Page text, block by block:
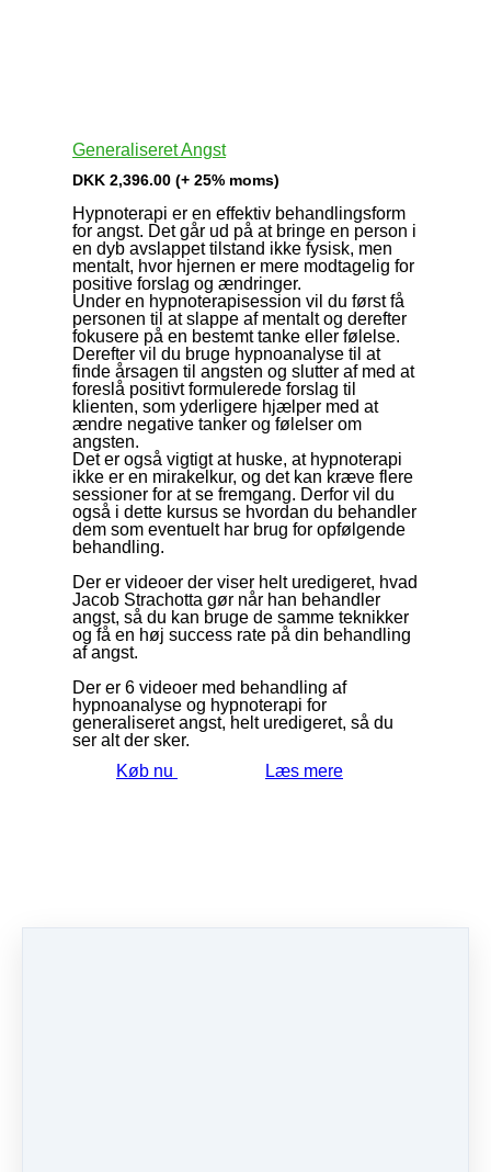
Generaliseret Angst
DKK 2,396.00 (+ 25% moms)
Hypnoterapi er en effektiv behandlingsform
for angst. Det går ud på at bringe en person i
en dyb avslappet tilstand ikke fysisk, men
mentalt, hvor hjernen er mere modtagelig for
positive forslag og ændringer.
Under en hypnoterapisession vil du først få
personen til at slappe af mentalt og derefter
fokusere på en bestemt tanke eller følelse.
Derefter vil du bruge hypnoanalyse til at
finde årsagen til angsten og slutter af med at
foreslå positivt formulerede forslag til
klienten, som yderligere hjælper med at
ændre negative tanker og følelser om
angsten.
Det er også vigtigt at huske, at hypnoterapi
ikke er en mirakelkur, og det kan kræve flere
sessioner for at se fremgang. Derfor vil du
også i dette kursus se hvordan du behandler
dem som eventuelt har brug for opfølgende
behandling.
Der er videoer der viser helt uredigeret, hvad
Jacob Strachotta gør når han behandler
angst, så du kan bruge de samme teknikker
og få en høj success rate på din behandling
af angst.
Der er 6 videoer med behandling af
hypnoanalyse og hypnoterapi for
generaliseret angst, helt uredigeret, så du
ser alt der sker.
Køb nu
Læs mere